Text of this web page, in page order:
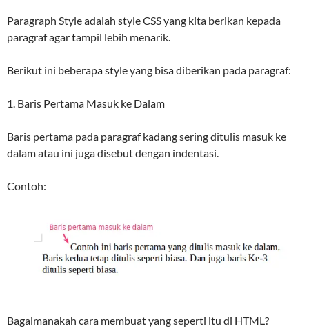
Paragraph Style adalah style CSS yang kita berikan kepada
paragraf agar tampil lebih menarik.
Berikut ini beberapa style yang bisa diberikan pada paragraf:
1. Baris Pertama Masuk ke Dalam
Baris pertama pada paragraf kadang sering ditulis masuk ke
dalam atau ini juga disebut dengan indentasi.
Contoh:
Bagaimanakah cara membuat yang seperti itu di HTML?